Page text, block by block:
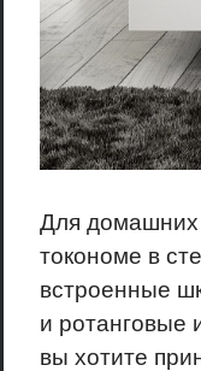
Для
токономе в
встроенные
и ротанговые
вы хотите